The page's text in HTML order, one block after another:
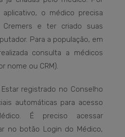
o médico precisa
e ter criado suas
Para a população, em
consulta a médicos
nome ou CRM).
registrado no Conselho
automáticas para acesso
É preciso acessar
no botão Login do Médico,